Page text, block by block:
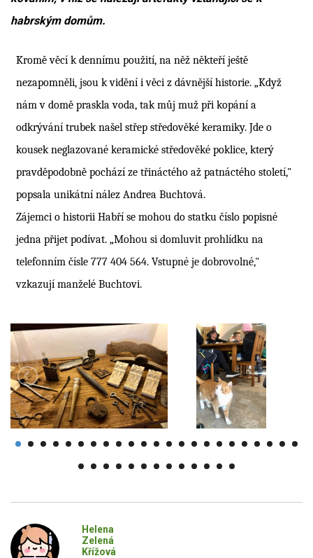
habrským domům.
Kromě věcí k dennímu použití, na něž někteří ještě
nezapomněli, jsou k vidění i věci z dávnější historie. „Když
nám v domě praskla voda, tak můj muž při kopání a
odkrývání trubek našel střep středověké keramiky. Jde o
kousek neglazované keramické středověké poklice, který
pravděpodobně pochází ze třináctého až patnáctého století,"
popsala unikátní nález Andrea Buchtová.
Zájemci o historii Habří se mohou do statku číslo popisné
jedna přijet podívat. „Mohou si domluvit prohlídku na
telefonním čísle 777 404 564. Vstupné je dobrovolné,"
vzkazují manželé Buchtovi.
Helena
Zelená
Křížová